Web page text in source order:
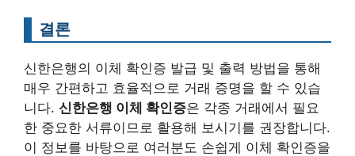
결론
신한은행의 이체 확인증 발급 및 출력 방법을 통해
매우 간편하고 효율적으로 거래 증명을 할 수 있습
니다. 신한은행 이체 확인증은 각종 거래에서 필요
한 중요한 서류이므로 활용해 보시기를 권장합니다.
이 정보를 바탕으로 여러분도 손쉽게 이체 확인증을